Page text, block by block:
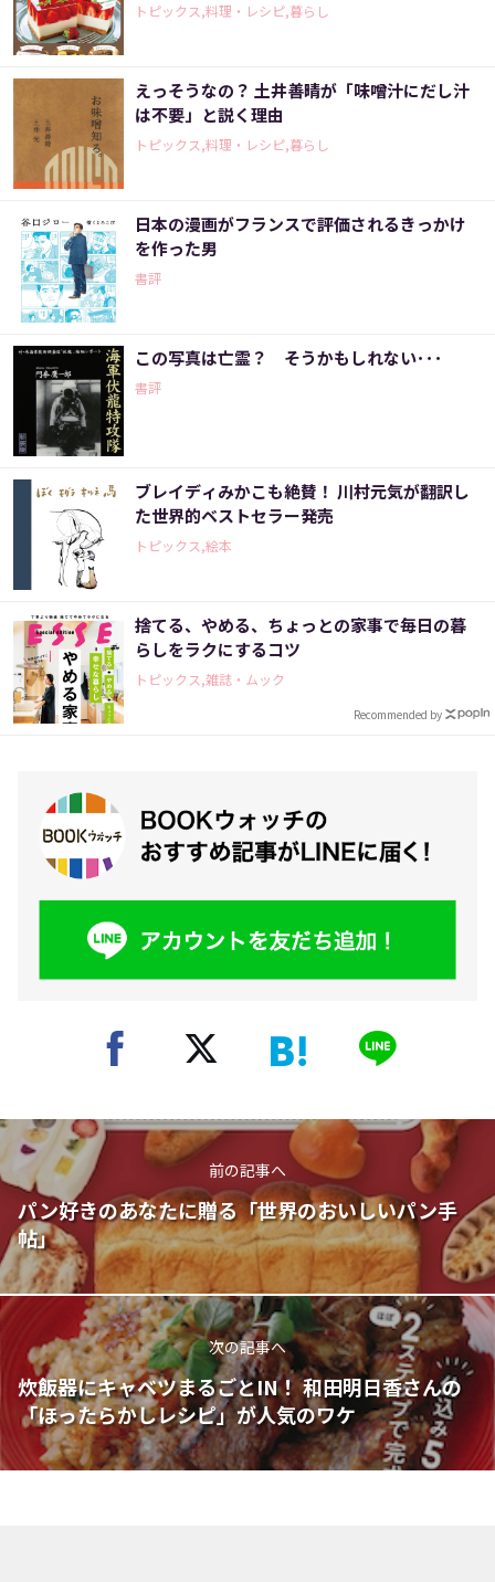
トピックス,料理・レシピ,暮らし
えっそうなの？ 土井善晴が「味噌汁にだし汁
は不要」と説く理由
トピックス,料理・レシピ,暮らし
日本の漫画がフランスで評価されるきっかけ
を作った男
書評
この写真は亡霊？ そうかもしれない･･･
書評
ブレイディみかこも絶賛！ 川村元気が翻訳し
た世界的ベストセラー発売
トピックス,絵本
捨てる、やめる、ちょっとの家事で毎日の暮
らしをラクにするコツ
トピックス,雑誌・ムック
Recommended by
前の記事へ
パン好きのあなたに贈る「世界のおいしいパン手
帖」
次の記事へ
炊飯器にキャベツまるごとIN！ 和田明日香さんの
「ほったらかしレシピ」が人気のワケ